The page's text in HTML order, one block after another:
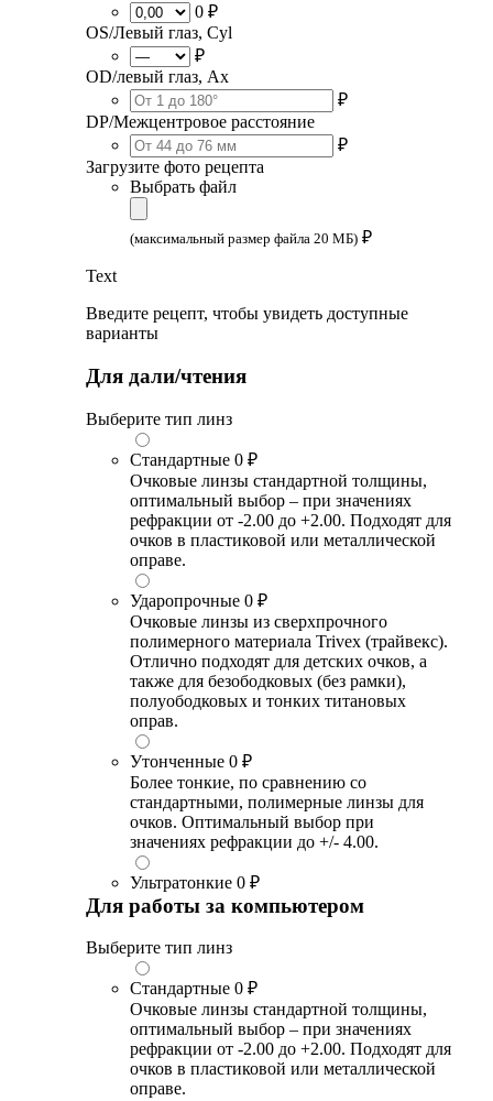
0 ₽
OS/Левый глаз, Cyl
₽
OD/левый глаз, Ax
₽
DP/Межцентровое расстояние
₽
Загрузите фото рецепта
Выбрать файл
(максимальный размер файла 20 МБ) ₽
Text
Введите рецепт, чтобы увидеть доступные
варианты
Для дали/чтения
Выберите тип линз
Стандартные 0 ₽
Очковые линзы стандартной толщины,
оптимальный выбор – при значениях
рефракции от -2.00 до +2.00. Подходят для
очков в пластиковой или металлической
оправе.
Ударопрочные 0 ₽
Очковые линзы из сверхпрочного
полимерного материала Trivex (трайвекс).
Отлично подходят для детских очков, а
также для безободковых (без рамки),
полуободковых и тонких титановых
оправ.
Утонченные 0 ₽
Более тонкие, по сравнению со
стандартными, полимерные линзы для
очков. Оптимальный выбор при
значениях рефракции до +/- 4.00.
Ультратонкие 0 ₽
Для работы за компьютером
Выберите тип линз
Стандартные 0 ₽
Очковые линзы стандартной толщины,
оптимальный выбор – при значениях
рефракции от -2.00 до +2.00. Подходят для
очков в пластиковой или металлической
оправе.